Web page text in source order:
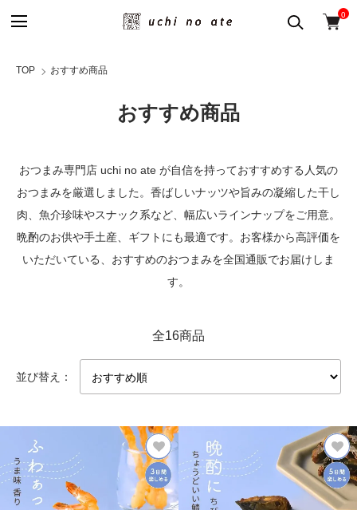
0
TOP おすすめ商品
おすすめ商品
おつまみ専門店 uchi no ate が自信を持っておすすめする人気の
おつまみを厳選しました。香ばしいナッツや旨みの凝縮した干し
肉、魚介珍味やスナック系など、幅広いラインナップをご用意。
晩酌のお供や手土産、ギフトにも最適です。お客様から高評価を
いただいている、おすすめのおつまみを全国通販でお届けしま
す。
全16商品
並び替え：